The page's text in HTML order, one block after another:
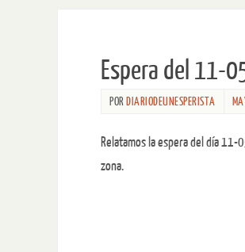
Espera del 11-
POR DIARIODEUNESPERISTA
Relatamos la espera del día
zona.